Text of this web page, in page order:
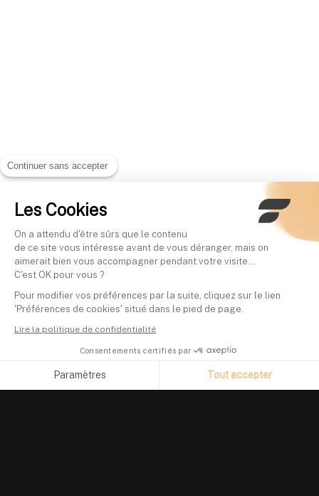
Continuer sans accepter
Les Cookies
On a attendu d'être sûrs que le contenu
de ce site vous intéresse avant de vous déranger, mais on
aimerait bien vous accompagner pendant votre visite...
C'est OK pour vous ?
Pour modifier vos préférences par la suite, cliquez sur le lien
'Préférences de cookies' situé dans le pied de page.
Lire la politique de confidentialité
Consentements certifiés par
Paramètres Tout accepter